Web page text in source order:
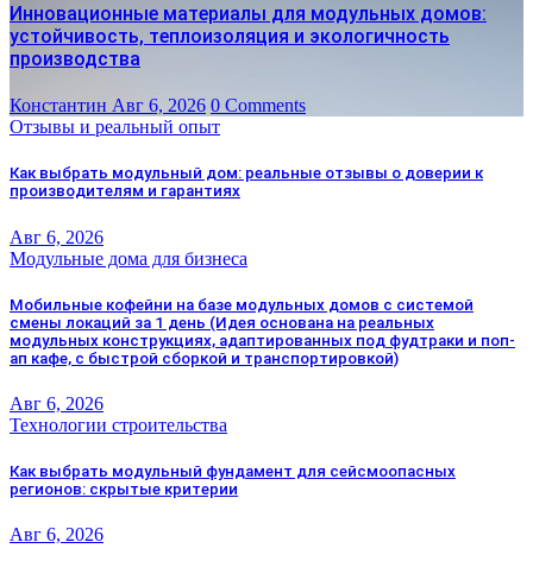
Инновационные материалы для модульных домов:
устойчивость, теплоизоляция и экологичность
производства
Константин Авг 6, 2026 0 Comments
Отзывы и реальный опыт
Как выбрать модульный дом: реальные отзывы о доверии к
производителям и гарантиях
Авг 6, 2026
Модульные дома для бизнеса
Мобильные кофейни на базе модульных домов с системой
смены локаций за 1 день (Идея основана на реальных
модульных конструкциях, адаптированных под фудтраки и поп-
ап кафе, с быстрой сборкой и транспортировкой)
Авг 6, 2026
Технологии строительства
Как выбрать модульный фундамент для сейсмоопасных
регионов: скрытые критерии
Авг 6, 2026